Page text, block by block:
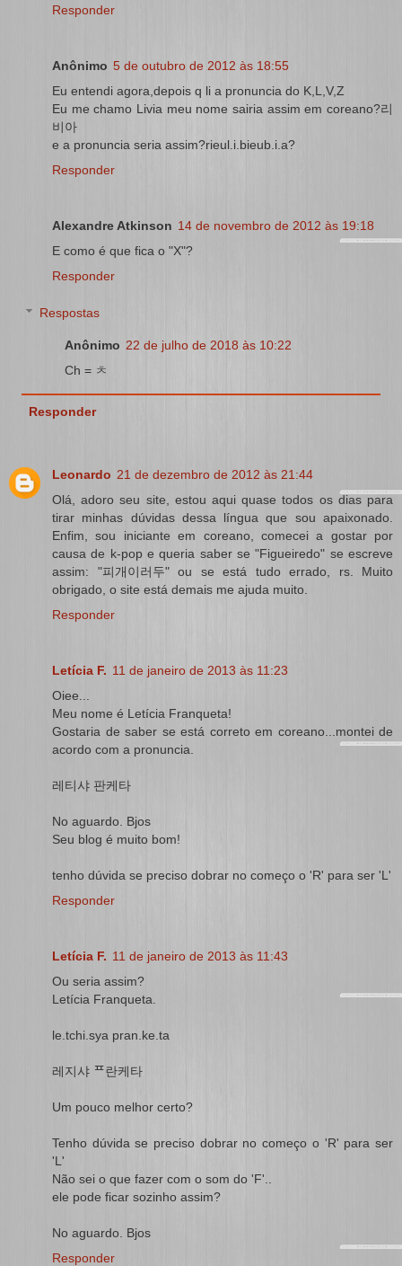
Responder
Anônimo 5 de outubro de 2012 às 18:55
Eu entendi agora,depois q li a pronuncia do K,L,V,Z
Eu me chamo Livia meu nome sairia assim em coreano?리
비아
e a pronuncia seria assim?rieul.i.bieub.i.a?
Responder
Alexandre Atkinson 14 de novembro de 2012 às 19:18
E como é que fica o "X"?
Responder
Respostas
Anônimo 22 de julho de 2018 às 10:22
Ch = ㅊ
Responder
Leonardo 21 de dezembro de 2012 às 21:44
Olá, adoro seu site, estou aqui quase todos os dias para
tirar minhas dúvidas dessa língua que sou apaixonado.
Enfim, sou iniciante em coreano, comecei a gostar por
causa de k-pop e queria saber se "Figueiredo" se escreve
assim: "피개이러두" ou se está tudo errado, rs. Muito
obrigado, o site está demais me ajuda muito.
Responder
Letícia F. 11 de janeiro de 2013 às 11:23
Oiee...
Meu nome é Letícia Franqueta!
Gostaria de saber se está correto em coreano...montei de
acordo com a pronuncia.
레티샤 판케타
No aguardo. Bjos
Seu blog é muito bom!
tenho dúvida se preciso dobrar no começo o 'R' para ser 'L'
Responder
Letícia F. 11 de janeiro de 2013 às 11:43
Ou seria assim?
Letícia Franqueta.
le.tchi.sya pran.ke.ta
레지샤 ᄑ란케타
Um pouco melhor certo?
Tenho dúvida se preciso dobrar no começo o 'R' para ser
'L'
Não sei o que fazer com o som do 'F'..
ele pode ficar sozinho assim?
No aguardo. Bjos
Responder